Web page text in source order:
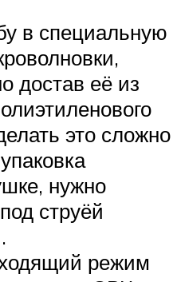
в специальную
достав её из
это сложно
нужно
струёй
режим